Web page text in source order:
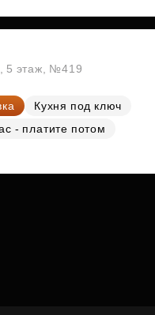
5 этаж, №419
Кухня под ключ
- платите потом